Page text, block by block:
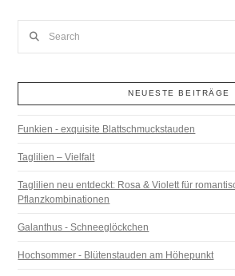
NEUESTE BEITRÄGE
Funkien - exquisite Blattschmuckstauden
Taglilien – Vielfalt
Taglilien neu entdeckt: Rosa & Violett für
Pflanzkombinationen
Galanthus - Schneeglöckchen
Hochsommer - Blütenstauden am Höhepunkt